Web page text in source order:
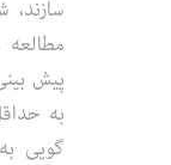
پیش
به
گویی